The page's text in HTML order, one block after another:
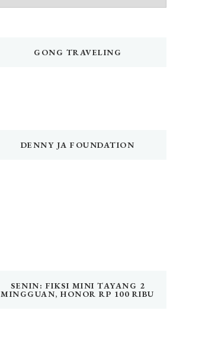
GONG TRAVELING
DENNY JA FOUNDATION
SENIN: FIKSI MINI TAYANG 2
MINGGUAN, HONOR RP 100 RIBU